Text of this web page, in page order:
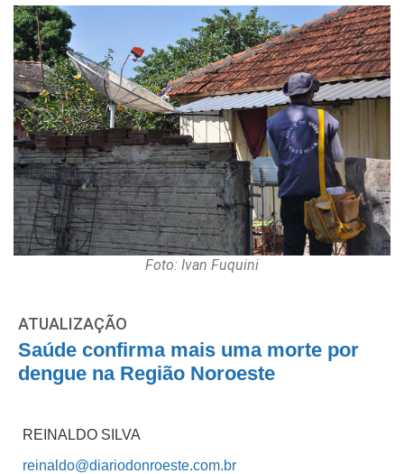
Foto: Ivan Fuquini
ATUALIZAÇÃO
Saúde confirma mais uma morte por
dengue na Região Noroeste
REINALDO SILVA
reinaldo@diariodonroeste.com.br